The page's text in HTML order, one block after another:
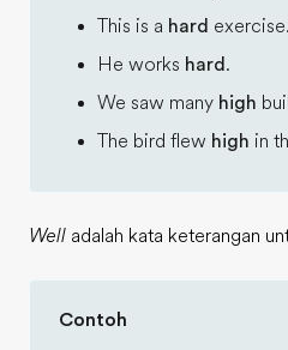
This is a hard exercise.
He works hard .
We saw many high
The bird flew high in
Well adalah kata keterangan
Contoh